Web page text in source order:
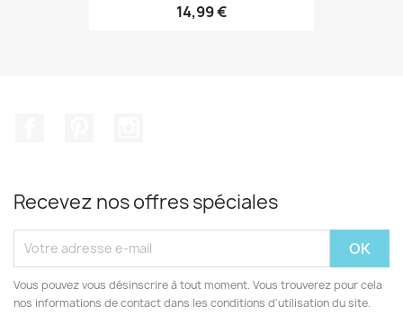
14,99 €
Recevez nos offres spéciales
Vous pouvez vous désinscrire à tout moment. Vous trouverez pour cela
nos informations de contact dans les conditions d'utilisation du site.